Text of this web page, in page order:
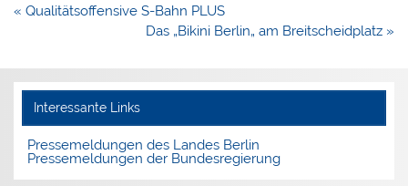
Beitragsnavigation
« Qualitätsoffensive S-Bahn PLUS
Das „Bikini Berlin„ am Breitscheidplatz »
Interessante Links
Pressemeldungen des Landes Berlin
Pressemeldungen der Bundesregierung